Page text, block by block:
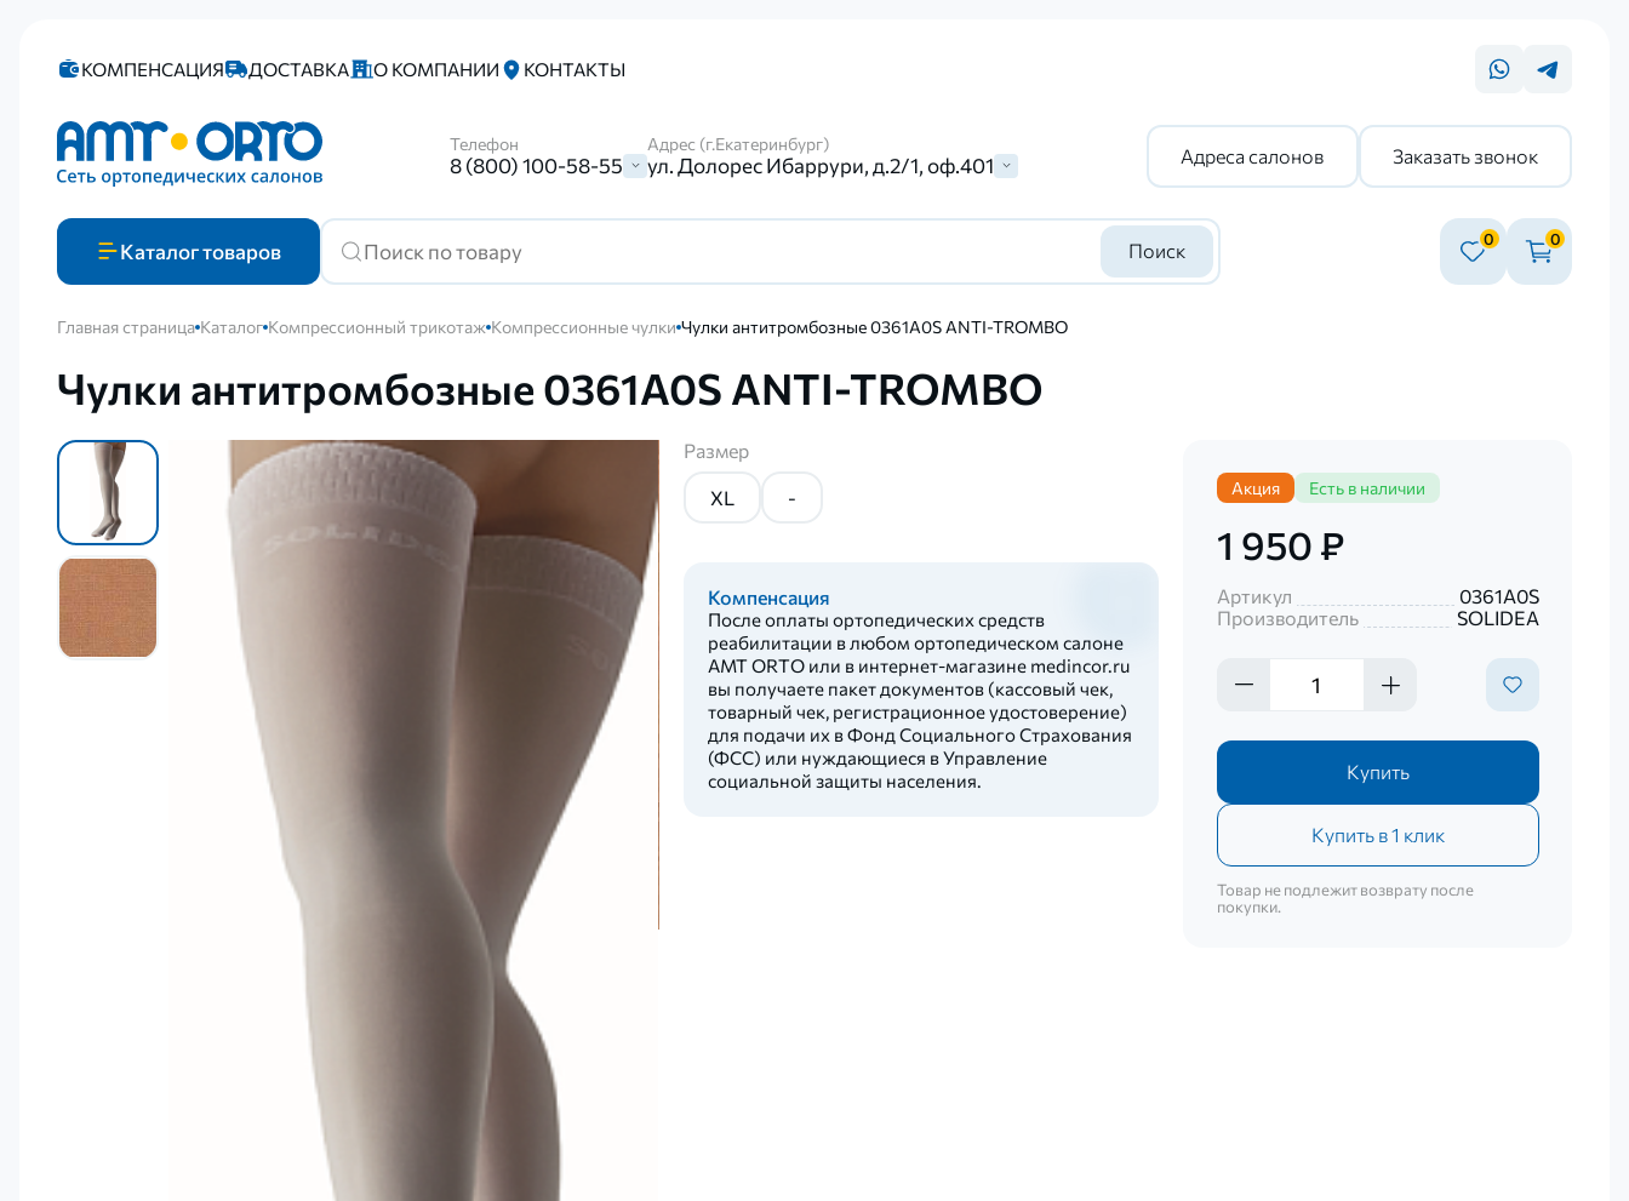
КОМПЕНСАЦИЯ ДОСТАВКА О КОМПАНИИ КОНТАКТЫ
Телефон
8 (800) 100-58-55
Адрес (г.Екатеринбург)
ул. Долорес Ибаррури, д.2/1, оф.401 Адреса салонов Заказать звонок
Каталогтоваров Поиск
0 0
Главная страница Каталог Компрессионный трикотаж Компрессионные чулки Чулки антитромбозные 0361A0S ANTI-TROMBO
Чулки антитромбозные 0361A0S ANTI-TROMBO
Размер
XL -
Компенсация
После оплаты ортопедических средств
реабилитации в любом ортопедическом салоне
AMT ORTO или в интернет-магазине medincor.ru
вы получаете пакет документов (кассовый чек,
товарный чек, регистрационное удостоверение)
для подачи их в Фонд Социального Страхования
(ФСС) или нуждающиеся в Управление
социальной защиты населения.
Акция Есть в наличии
1 950 ₽
Артикул
0361A0S
Производитель
SOLIDEA
Купить
Купить в 1 клик
Товар не подлежит возврату после
покупки.